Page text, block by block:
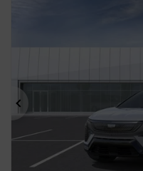
Précédent